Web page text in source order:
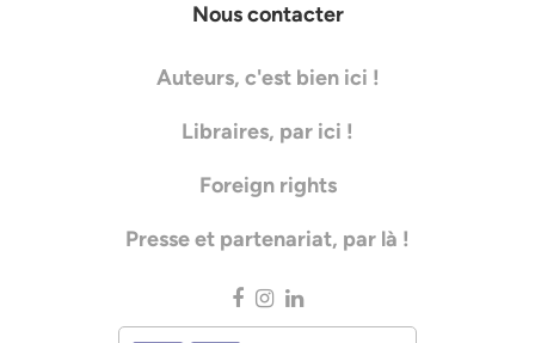
Nous contacter
Auteurs, c'est bien ici !
Libraires, par ici !
Foreign rights
Presse et partenariat, par là !